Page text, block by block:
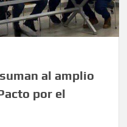
al amplio
por el